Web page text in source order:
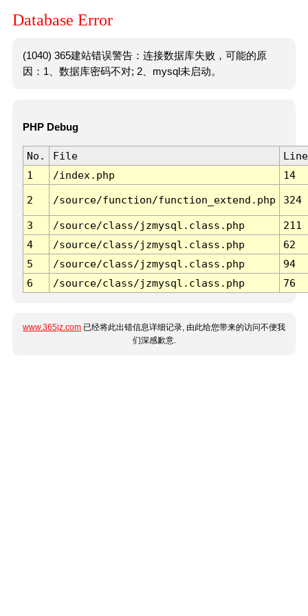
Database Error
(1040) 365建站错误警告：连接数据库失败，可能的原
因：1、数据库密码不对; 2、mysql未启动。
PHP Debug
No. File
Line
1
/index.php 14
2 /source/function/function_extend.php 324
3 /source/class/jzmysql.class.php
211
4
/source/class/jzmysql.class.php
62
5
/source/class/jzmysql.class.php
94
6
/source/class/jzmysql.class.php 76
www.365jz.com 已经将此出错信息详细记录, 由此给您带来的访问不便我
们深感歉意.